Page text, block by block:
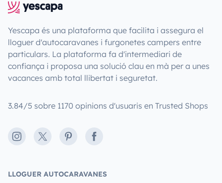
Yescapa és una plataforma que facilita i assegura el
lloguer d'autocaravanes i furgonetes campers entre
particulars. La plataforma fa d'intermediari de
confiança i proposa una solució clau en mà per a unes
vacances amb total llibertat i seguretat.
3.84/5 sobre 1170 opinions d'usuaris en Trusted Shops
Instagram
X PinterestFacebook
LLOGUER AUTOCARAVANES